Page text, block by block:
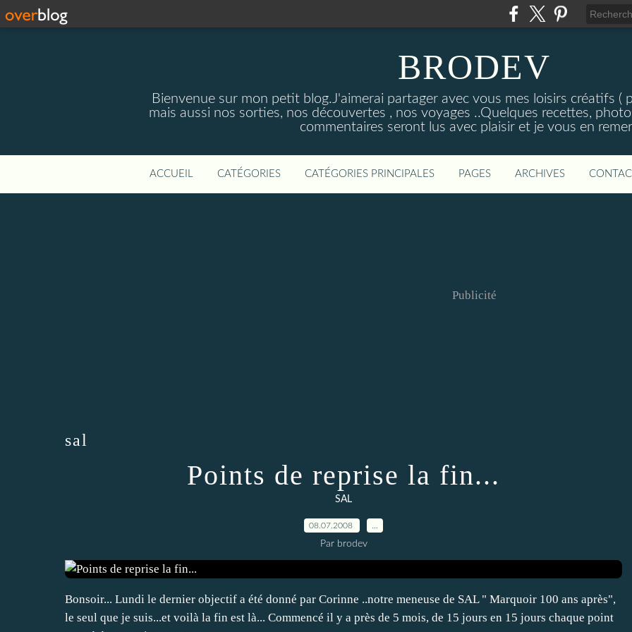
BRODEV
Bienvenue sur mon petit blog.J'aimerai partager avec vous mes loisirs créatifs (
mais aussi nos sorties, nos découvertes , nos voyages ..Quelques recettes,
commentaires seront lus avec plaisir et je vous en
ACCUEIL CATÉGORIES CATÉGORIES PRINCIPALES PAGES ARCHIVES
Publicité
sal
Points de reprise la fin...
SAL
08.07.2008
Par brodev
Bonsoir... Lundi le dernier objectif a été donné par Corinne ..notre meneuse de SAL " Marquoir 100 ans après",
le seul que je suis...et voilà la fin est là... Commencé il y a près de 5 mois, de 15 jours en 15 jours chaque point